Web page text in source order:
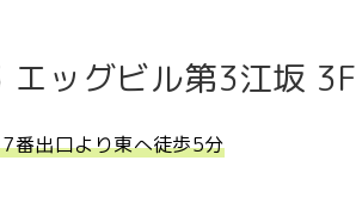
ッグビル第3江坂 3F
番出口より東へ徒歩5分